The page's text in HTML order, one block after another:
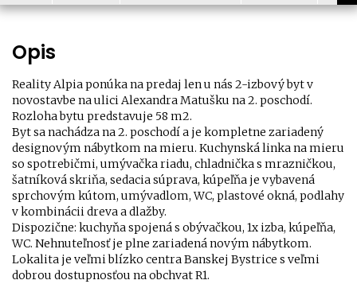
Opis
Reality Alpia ponúka na predaj len u nás 2-izbový byt v
novostavbe na ulici Alexandra Matušku na 2. poschodí.
Rozloha bytu predstavuje 58 m2.
Byt sa nachádza na 2. poschodí a je kompletne zariadený
designovým nábytkom na mieru. Kuchynská linka na mieru
so spotrebičmi, umývačka riadu, chladnička s mrazničkou,
šatníková skriňa, sedacia súprava, kúpeľňa je vybavená
sprchovým kútom, umývadlom, WC, plastové okná, podlahy
v kombinácii dreva a dlažby.
Dispozične: kuchyňa spojená s obývačkou, 1x izba, kúpeľňa,
WC. Nehnuteľnosť je plne zariadená novým nábytkom.
Lokalita je veľmi blízko centra Banskej Bystrice s veľmi
dobrou dostupnosťou na obchvat R1.